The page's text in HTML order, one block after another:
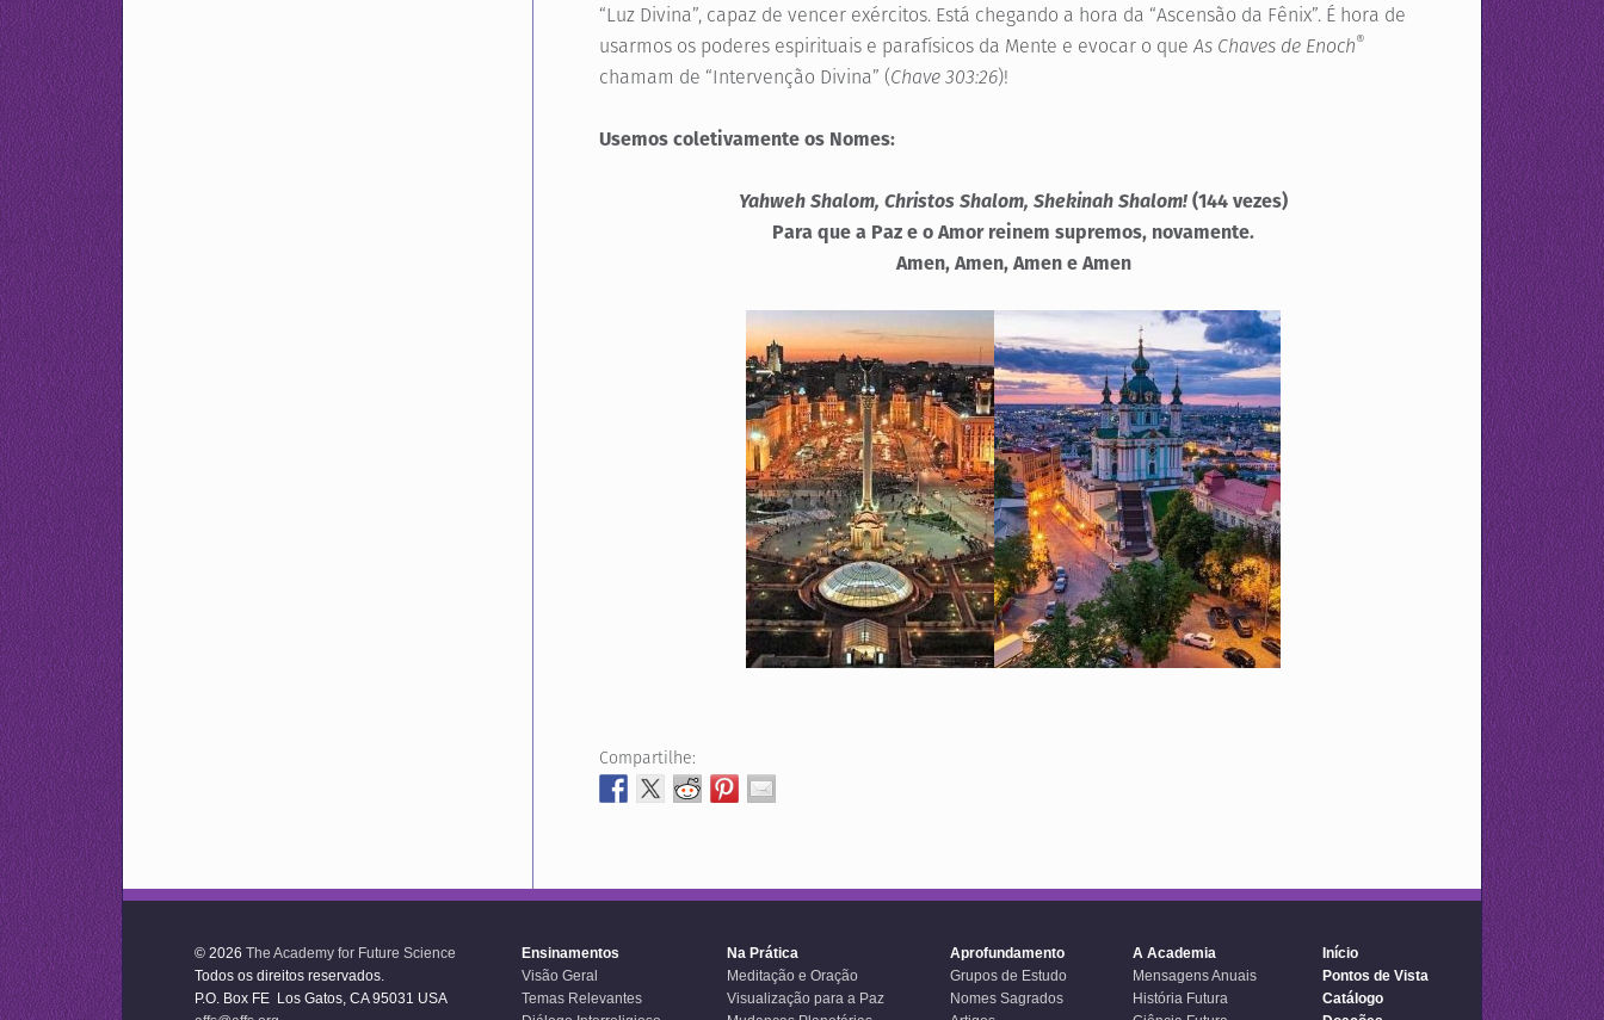
“Luz Divina”, capaz de vencer exércitos. Está chegando a hora da “Ascensão da Fênix”. É hora de
usarmos os poderes espirituais e parafísicos da Mente e evocar o que As Chaves de Enoch®
chamam de “Intervenção Divina” (Chave 303:26)!
Usemos coletivamente os Nomes:
Yahweh Shalom, Christos Shalom, Shekinah Shalom!(144 vezes)
Para que a Paz e o Amor reinem supremos, novamente.
Amen, Amen, Amen e Amen
Compartilhe:
© 2026 The Academy for Future Science
Todos os direitos reservados.
P.O. Box FE Los Gatos, CA 95031 USA
Ensinamentos
Visão Geral
Temas Relevantes
Na Prática
Meditação e Oração
Visualização para a Paz
Aprofundamento
Grupos de Estudo
Nomes Sagrados
A Academia
Mensagens Anuais
História Futura
Início
Pontos de Vista
Catálogo